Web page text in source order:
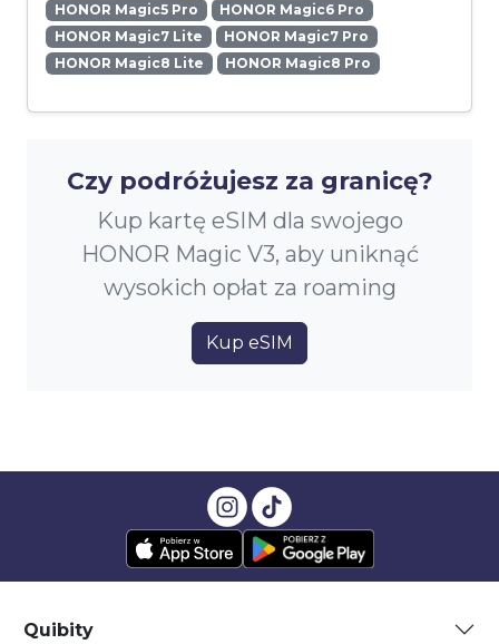
HONOR Magic5 Pro
HONOR Magic6 Pro
HONOR Magic7 Lite
HONOR Magic7 Pro
HONOR Magic8 Lite
HONOR Magic8 Pro
Czy podróżujesz za granicę?
Kup kartę eSIM dla swojego
HONOR Magic V3, aby uniknąć
wysokich opłat za roaming
Kup eSIM
Quibity